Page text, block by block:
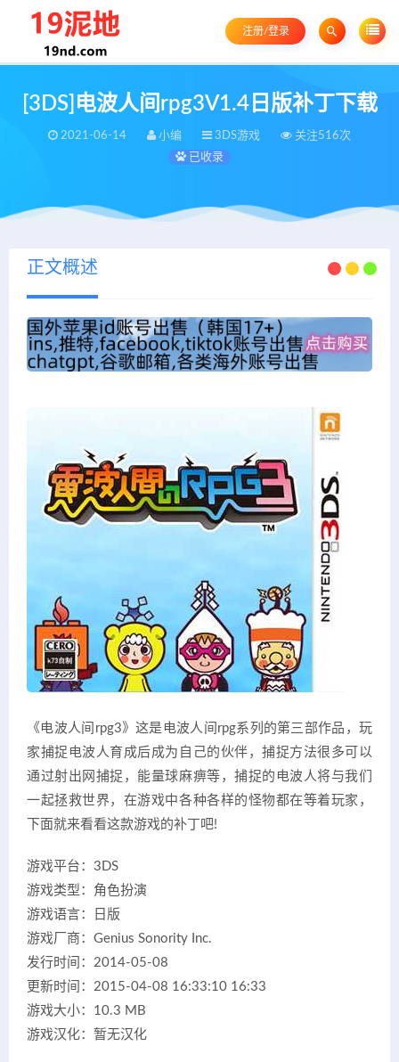
注册/登录
[3DS]电波人间rpg3V1.4日版补丁下载
2021-06-14 小编 3DS游戏
关注516次
已收录
正文概述
《电波人间rpg3》这是电波人间rpg系列的第三部作品，玩
家捕捉电波人育成后成为自己的伙伴，捕捉方法很多可以
通过射出网捕捉，能量球麻痹等，捕捉的电波人将与我们
一起拯救世界，在游戏中各种各样的怪物都在等着玩家，
下面就来看看这款游戏的补丁吧!
游戏平台：3DS
游戏类型：角色扮演
游戏语言：日版
游戏厂商：Genius Sonority Inc.
发行时间：2014-05-08
更新时间：2015-04-08 16:33:10 16:33
游戏大小：10.3 MB
游戏汉化：暂无汉化